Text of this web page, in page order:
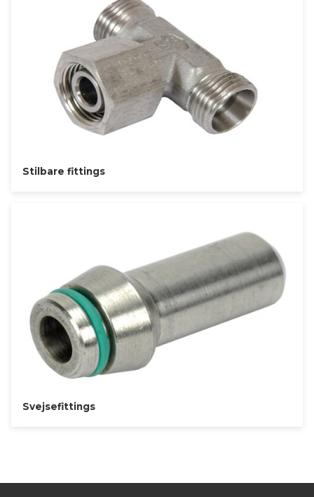
Stilbare fittings
Svejsefittings